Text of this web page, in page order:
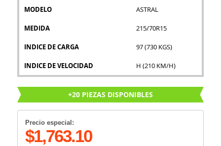
MODELO ASTRAL
MEDIDA 215/70R15
INDICE DE CARGA 97 (730 KGS)
INDICE DE VELOCIDAD H (210 KM/H)
+20 PIEZAS DISPONIBLES
Precio especial:
$1,763.10
imágenes